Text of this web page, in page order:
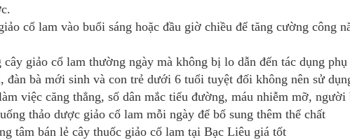
cổ lam vào buổi sáng hoặc đầu giờ chiều để tăng cường công
cây giảo cổ lam thường ngày mà không bị lo dẫn đến tác dụng phụ
đàn bà mới sinh và con trẻ dưới 6 tuổi tuyệt đối không nên sử
việc căng thẳng, số dân mắc tiểu đường, máu nhiễm mỡ,
thảo dược giảo cổ lam mỗi ngày để bổ sung thêm thể chất
tâm bán lẻ cây thuốc giảo cổ lam tại Bạc Liêu giá tốt